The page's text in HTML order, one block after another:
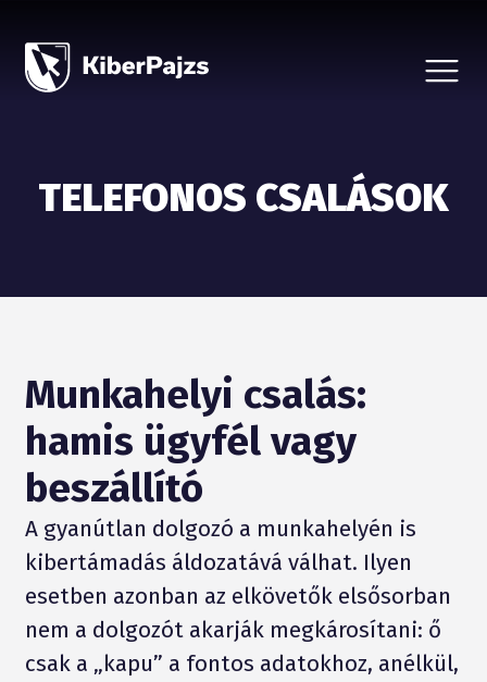
CSALÁSTÍPUSOK
VÉDD SZERETTEIDET
PARTNEREKNEK
TELEFONOS CSALÁSOK
Munkahelyi csalás:
hamis ügyfél vagy
beszállító
A gyanútlan dolgozó a munkahelyén is
kibertámadás áldozatává válhat. Ilyen
esetben azonban az elkövetők elsősorban
nem a dolgozót akarják megkárosítani: ő
csak a „kapu” a fontos adatokhoz, anélkül,